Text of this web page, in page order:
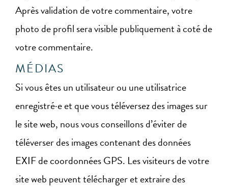
Après validation de votre commentaire, votre
photo de profil sera visible publiquement à coté de
votre commentaire.
MÉDIAS
Si vous êtes un utilisateur ou une utilisatrice
enregistré·e et que vous téléversez des images sur
le site web, nous vous conseillons d’éviter de
téléverser des images contenant des données
EXIF de coordonnées GPS. Les visiteurs de votre
site web peuvent télécharger et extraire des